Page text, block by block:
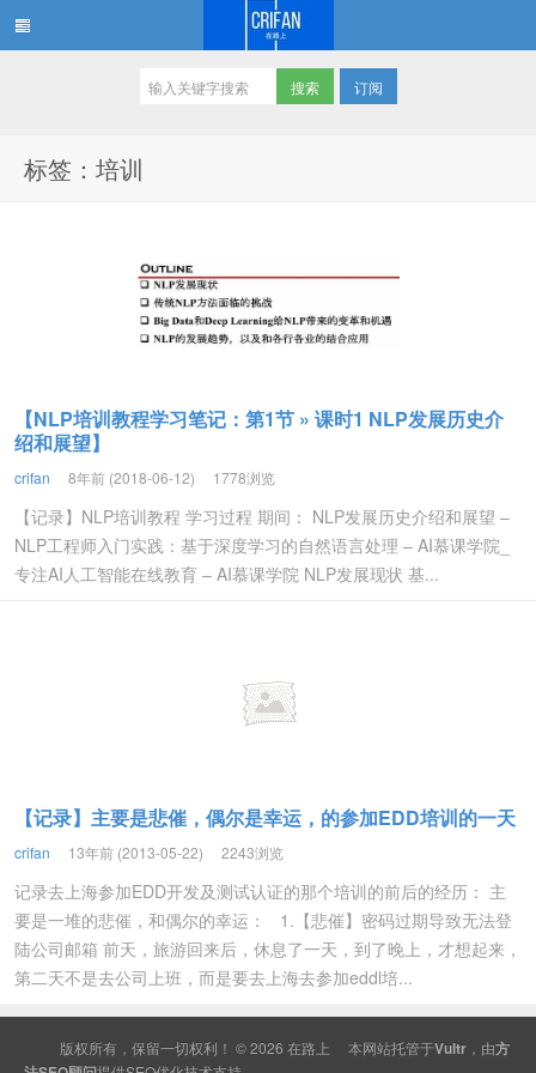
订阅
标签：培训
【NLP培训教程学习笔记：第1节 » 课时1 NLP发展历史介
绍和展望】
crifan 8年前 (2018-06-12) 1778浏览
【记录】NLP培训教程 学习过程 期间： NLP发展历史介绍和展望 –
NLP工程师入门实践：基于深度学习的自然语言处理 – AI慕课学院_
专注AI人工智能在线教育 – AI慕课学院 NLP发展现状 基...
【记录】主要是悲催，偶尔是幸运，的参加EDD培训的一天
crifan 13年前 (2013-05-22) 2243浏览
记录去上海参加EDD开发及测试认证的那个培训的前后的经历： 主
要是一堆的悲催，和偶尔的幸运： 1.【悲催】密码过期导致无法登
陆公司邮箱 前天，旅游回来后，休息了一天，到了晚上，才想起来，
第二天不是去公司上班，而是要去上海去参加eddl培...
版权所有，保留一切权利！ © 2026 在路上 本网站托管于Vultr ，由方